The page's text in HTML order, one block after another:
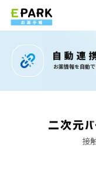
お薬情報を自動
接